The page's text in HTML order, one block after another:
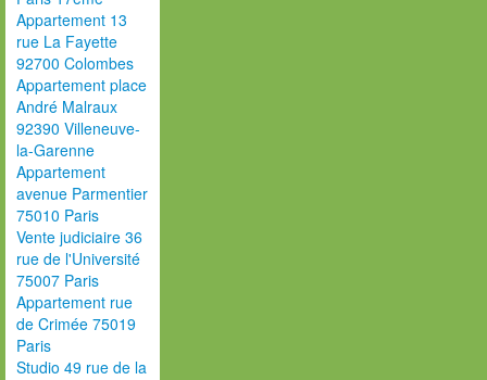
Appartement 13
rue La Fayette
92700 Colombes
Appartement place
André Malraux
92390 Villeneuve-
la-Garenne
Appartement
avenue Parmentier
75010 Paris
Vente judiciaire 36
rue de l'Université
75007 Paris
Appartement rue
de Crimée 75019
Paris
Studio 49 rue de la